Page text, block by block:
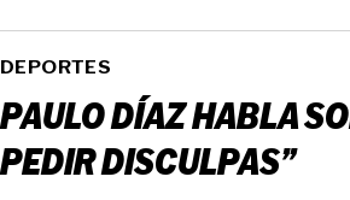
DEPORTES
PAULO DÍAZ HABLA
PEDIR DISCULPAS”